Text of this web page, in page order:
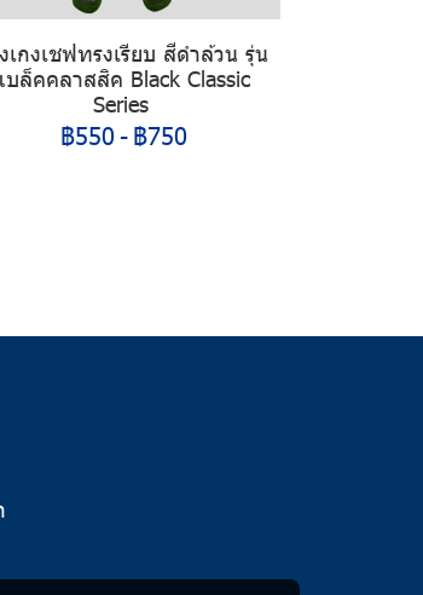
เกงเชฟทรงเรียบ สีดำล้วน รุ่น
บล็คคลาสสิค Black Classic
Series
฿550- ฿750